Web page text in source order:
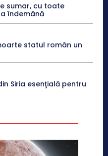
sumar, cu toate
îndemână
statul român un
Siria esenţială pentru